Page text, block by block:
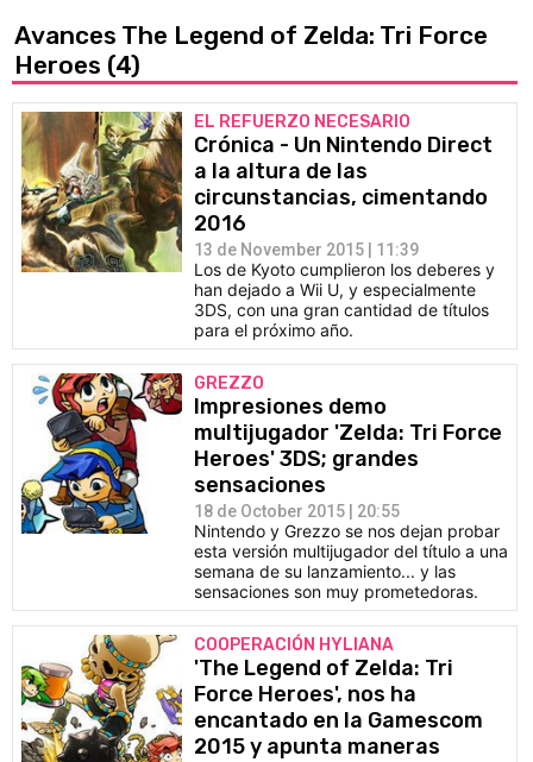
Avances The Legend of Zelda: Tri Force
Heroes (4)
EL REFUERZO NECESARIO
Crónica - Un Nintendo Direct
a la altura de las
circunstancias, cimentando
2016
13 de November 2015 | 11:39
Los de Kyoto cumplieron los deberes y
han dejado a Wii U, y especialmente
3DS, con una gran cantidad de títulos
para el próximo año.
GREZZO
Impresiones demo
multijugador 'Zelda: Tri Force
Heroes' 3DS; grandes
sensaciones
18 de October 2015 | 20:55
Nintendo y Grezzo se nos dejan probar
esta versión multijugador del título a una
semana de su lanzamiento... y las
sensaciones son muy prometedoras.
COOPERACIÓN HYLIANA
'The Legend of Zelda: Tri
Force Heroes', nos ha
encantado en la Gamescom
2015 y apunta maneras